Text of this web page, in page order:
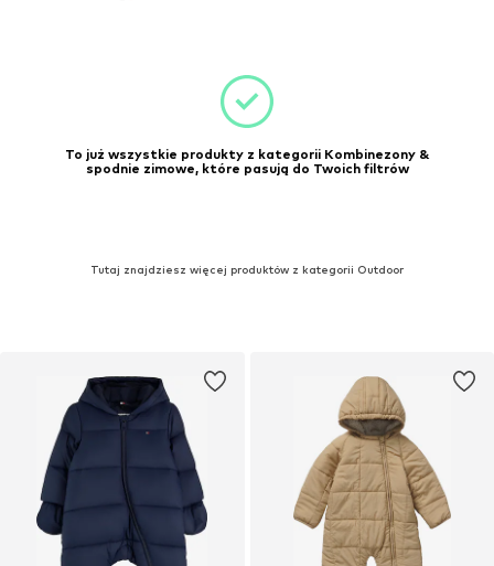
To już wszystkie produkty z kategorii Kombinezony &
spodnie zimowe, które pasują do Twoich filtrów
Tutaj znajdziesz więcej produktów z kategorii Outdoor